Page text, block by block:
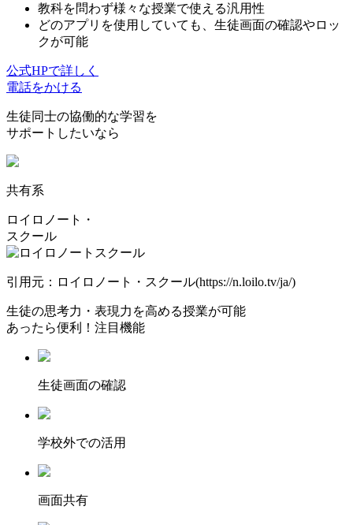
教科を問わず様々な授業で使える汎用性
どのアプリを使用していても、生徒画面の確認やロッ
クが可能
公式HPで詳しく
電話をかける
生徒同士の協働的な学習を
サポートしたいなら
共有系
ロイロノート・
スクール
引用元：ロイロノート・スクール(https://n.loilo.tv/ja/)
生徒の思考力・表現力を高める授業が可能
あったら便利！注目機能
⽣徒画⾯の確認
学校外での活用
画面共有